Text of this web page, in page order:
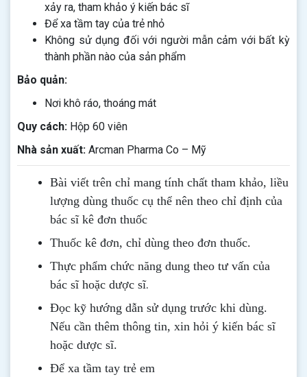
xảy ra, tham khảo ý kiến bác sĩ
Để xa tầm tay của trẻ nhỏ
Không sử dụng đối với người mẫn cảm với bất kỳ
thành phần nào của sản phẩm
Bảo quản:
Nơi khô ráo, thoáng mát
Quy cách: Hộp 60 viên
Nhà sản xuất: Arcman Pharma Co – Mỹ
Bài viết trên chỉ mang tính chất tham khảo, liều
lượng dùng thuốc cụ thể nên theo chỉ định của
bác sĩ kê đơn thuốc
Thuốc kê đơn, chỉ dùng theo đơn thuốc.
Thực phẩm chức năng dung theo tư vấn của
bác sĩ hoặc dược sĩ.
Đọc kỹ hướng dẫn sử dụng trước khi dùng.
Nếu cần thêm thông tin, xin hỏi ý kiến bác sĩ
hoặc dược sĩ.
Để xa tầm tay trẻ em